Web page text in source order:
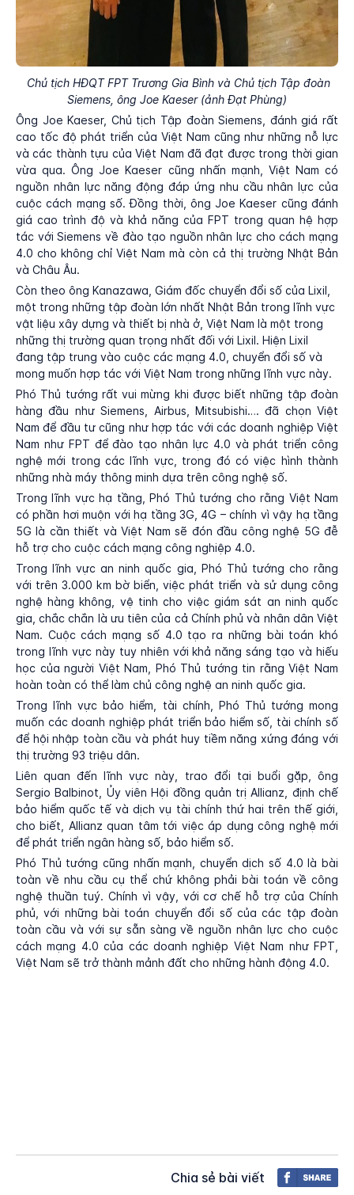
Chủ tịch HĐQT FPT Trương Gia Bình và Chủ tịch Tập đoàn
Siemens, ông Joe Kaeser (ảnh Đạt Phùng)
Ông Joe Kaeser, Chủ tịch Tập đoàn Siemens, đánh giá rất
cao tốc độ phát triển của Việt Nam cũng như những nỗ lực
và các thành tựu của Việt Nam đã đạt được trong thời gian
vừa qua. Ông Joe Kaeser cũng nhấn mạnh, Việt Nam có
nguồn nhân lực năng động đáp ứng nhu cầu nhân lực của
cuộc cách mạng số. Đồng thời, ông Joe Kaeser cũng đánh
giá cao trình độ và khả năng của FPT trong quan hệ hợp
tác với Siemens về đào tạo nguồn nhân lực cho cách mạng
4.0 cho không chỉ Việt Nam mà còn cả thị trường Nhật Bản
và Châu Âu.
Còn theo ông Kanazawa, Giám đốc chuyển đổi số của Lixil,
một trong những tập đoàn lớn nhất Nhật Bản trong lĩnh vực
vật liệu xây dựng và thiết bị nhà ở, Việt Nam là một trong
những thị trường quan trọng nhất đối với Lixil. Hiện Lixil
đang tập trung vào cuộc các mạng 4.0, chuyển đổi số và
mong muốn hợp tác với Việt Nam trong những lĩnh vực này.
Phó Thủ tướng rất vui mừng khi được biết những tập đoàn
hàng đầu như Siemens, Airbus, Mitsubishi…. đã chọn Việt
Nam để đầu tư cũng như hợp tác với các doanh nghiệp Việt
Nam như FPT để đào tạo nhân lực 4.0 và phát triển công
nghệ mới trong các lĩnh vực, trong đó có việc hình thành
những nhà máy thông minh dựa trên công nghệ số.
Trong lĩnh vực hạ tầng, Phó Thủ tướng cho rằng Việt Nam
có phần hơi muộn với hạ tầng 3G, 4G – chính vì vậy hạ tầng
5G là cần thiết và Việt Nam sẽ đón đầu công nghệ 5G đễ
hỗ trợ cho cuộc cách mạng công nghiệp 4.0.
Trong lĩnh vực an ninh quốc gia, Phó Thủ tướng cho rằng
với trên 3.000 km bờ biển, việc phát triển và sử dụng công
nghệ hàng không, vệ tinh cho việc giám sát an ninh quốc
gia, chắc chắn là ưu tiên của cả Chính phủ và nhân dân Việt
Nam. Cuộc cách mạng số 4.0 tạo ra những bài toán khó
trong lĩnh vực này tuy nhiên với khả năng sáng tạo và hiếu
học của người Việt Nam, Phó Thủ tướng tin rằng Việt Nam
hoàn toàn có thể làm chủ công nghệ an ninh quốc gia.
Trong lĩnh vực bảo hiểm, tài chính, Phó Thủ tướng mong
muốn các doanh nghiệp phát triển bảo hiểm số, tài chính số
để hội nhập toàn cầu và phát huy tiềm năng xứng đáng với
thị trường 93 triệu dân.
Liên quan đến lĩnh vực này, trao đổi tại buổi gặp, ông
Sergio Balbinot, Ủy viên Hội đồng quản trị Allianz, định chế
bảo hiểm quốc tế và dịch vụ tài chính thứ hai trên thế giới,
cho biết, Allianz quan tâm tới việc áp dụng công nghệ mới
để phát triển ngân hàng số, bảo hiểm số.
Phó Thủ tướng cũng nhấn mạnh, chuyển dịch số 4.0 là bài
toàn về nhu cầu cụ thể chứ không phải bài toán về công
nghệ thuần tuý. Chính vì vậy, với cơ chế hỗ trợ của Chính
phủ, với những bài toán chuyển đổi số của các tập đoàn
toàn cầu và với sự sẵn sàng về nguồn nhân lực cho cuộc
cách mạng 4.0 của các doanh nghiệp Việt Nam như FPT,
Việt Nam sẽ trở thành mảnh đất cho những hành động 4.0.
Chia sẻ bài viết